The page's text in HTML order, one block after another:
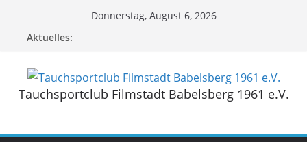
Donnerstag, August 6, 2026
Aktuelles:
Tauchsportclub Filmstadt Babelsberg 1961 e.V.